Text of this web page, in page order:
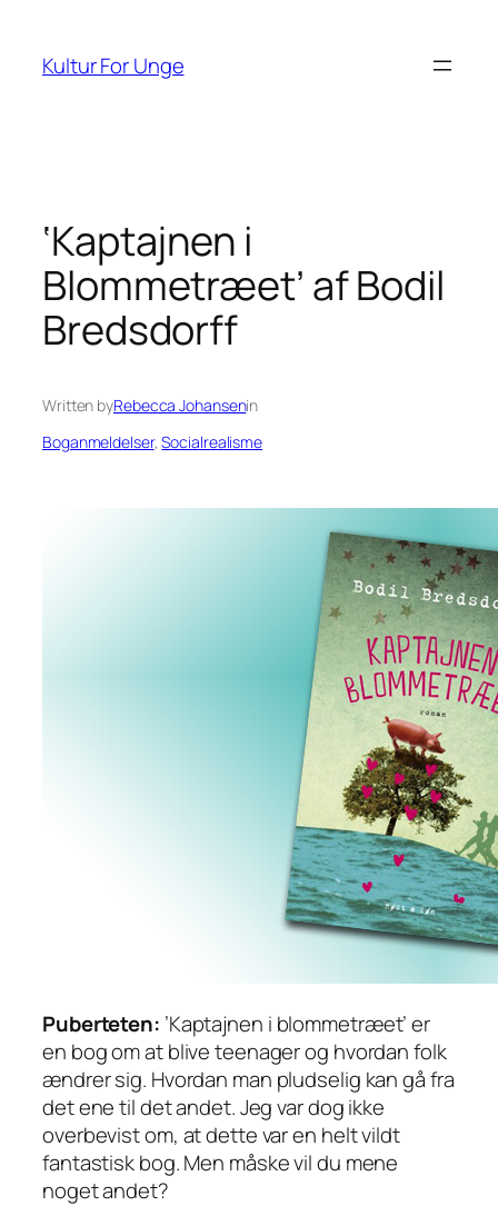
indhold
Kultur For Unge
‘Kaptajnen i
Blommetræet’ af Bodil
Bredsdorff
Written byRebecca Johansenin
Boganmeldelser, Socialrealisme
Puberteten: ’Kaptajnen i blommetræet’ er
en bog om at blive teenager og hvordan folk
ændrer sig. Hvordan man pludselig kan gå fra
det ene til det andet. Jeg var dog ikke
overbevist om, at dette var en helt vildt
fantastisk bog. Men måske vil du mene
noget andet?